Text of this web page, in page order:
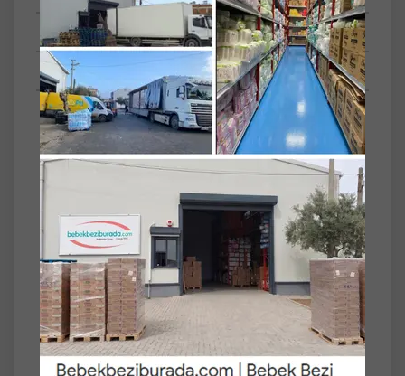
Tüm Sorular
Anket
Paket İçeriği/Set 48'li
90
Plastik Kapaklı
Familia Islak Havlu Mendil 90 Yaprak Karma
48 Li Set (Lavanta-Mineral-Yeşilin Tazeliği)
4320 Yaprak
- Familia Islak Havlu Mendil Lavantanın
Ferahlığı 90 Yaprak Plastik Kapaklı Tekli Pk :